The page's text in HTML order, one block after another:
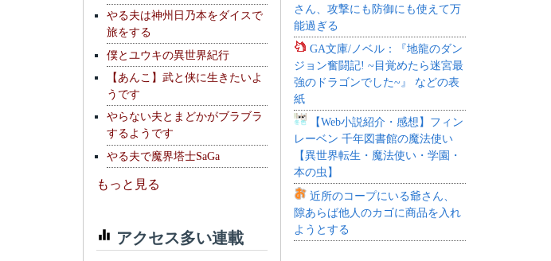
やる夫は神州日乃本をダイスで
旅をする
僕とユウキの異世界紀行
【あんこ】武と侠に生きたいよ
うです
やらない夫とまどかがブラブラ
するようです
やる夫で魔界塔士SaGa
もっと見る
アクセス多い連載
さん、攻撃にも防御にも使えて万
能過ぎる
GA文庫/ノベル：『地龍のダン
ジョン奮闘記! ~目覚めたら迷宮最
強のドラゴンでした~』 などの表
紙
【Web小説紹介・感想】フィン
レーベン 千年図書館の魔法使い
【異世界転生・魔法使い・学園・
本の虫】
近所のコープにいる爺さん、
隙あらば他人のカゴに商品を入れ
ようとする